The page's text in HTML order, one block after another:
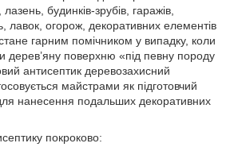
будинків-зрубів, гаражів,
лавок, огорож, декоративних елементів
гарним помічником у випадку, коли
дерев’яну поверхню «під певну породу
антисептик деревозахисний
майстрами як підготовчий
нанесення подальших декоративних
покроково: